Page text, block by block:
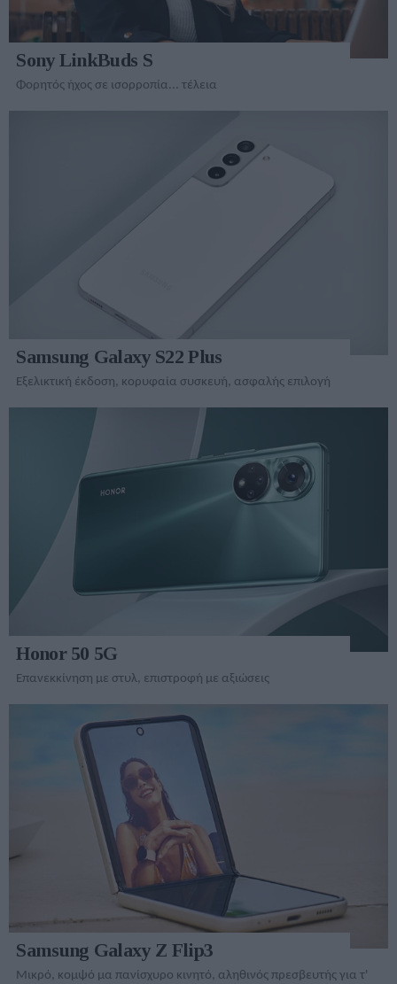
Sony LinkBuds S
Φορητός ήχος σε ισορροπία... τέλεια
Samsung Galaxy S22 Plus
Εξελικτική έκδοση, κορυφαία συσκευή, ασφαλής επιλογή
Honor 50 5G
Επανεκκίνηση με στυλ, επιστροφή με αξιώσεις
Samsung Galaxy Z Flip3
Μικρό, κομψό μα πανίσχυρο κινητό, αληθινός πρεσβευτής για τ'